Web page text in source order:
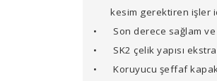
kesim gerektiren işler
•
Son derece sağlam
•
SK2 çelik yapısı
•
Koruyucu şeffaf